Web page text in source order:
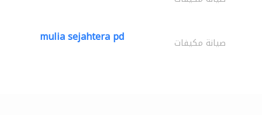
mulia sejahtera pd صيانة مكيفات